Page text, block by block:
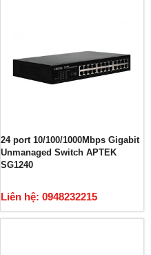
24 port 10/100/1000Mbps Gigabit
Unmanaged Switch APTEK
SG1240
Liên hệ: 0948232215